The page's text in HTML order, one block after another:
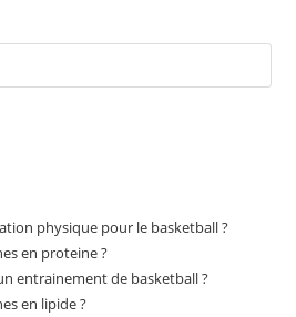
physique pour le basketball ?
en proteine ?
entrainement de basketball ?
en lipide ?